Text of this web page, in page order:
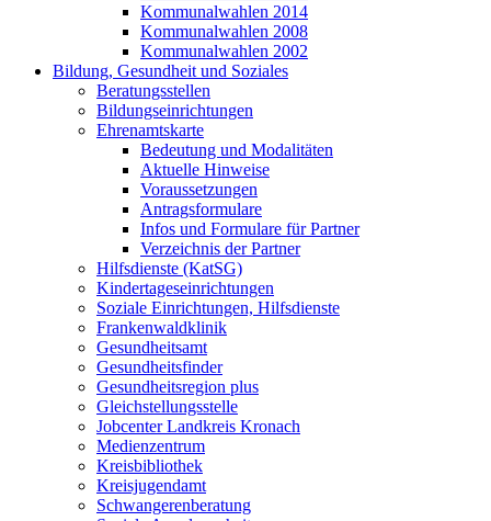
Kommunalwahlen 2014
Kommunalwahlen 2008
Kommunalwahlen 2002
Bildung, Gesundheit und Soziales
Beratungsstellen
Bildungseinrichtungen
Ehrenamtskarte
Bedeutung und Modalitäten
Aktuelle Hinweise
Voraussetzungen
Antragsformulare
Infos und Formulare für Partner
Verzeichnis der Partner
Hilfsdienste (KatSG)
Kindertageseinrichtungen
Soziale Einrichtungen, Hilfsdienste
Frankenwaldklinik
Gesundheitsamt
Gesundheitsfinder
Gesundheitsregion plus
Gleichstellungsstelle
Jobcenter Landkreis Kronach
Medienzentrum
Kreisbibliothek
Kreisjugendamt
Schwangerenberatung